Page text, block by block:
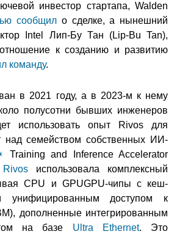
инвестор стартапа, Walden
сообщил о сделке, а нынешний
Intel Лип-Бу Тан (Lip-Bu Tan),
к созданию и развитию
команду.
в 2021 году, а в 2023-м к нему
полусотни бывших инженеров
использовать опыт Rivos для
над семейством собственных ИИ-
Training and Inference Accelerator
Rivos использовала комплексный
CPU и GPUGPU-чипы с кеш-
унифицированным доступом к
дополненные интегрированным
на базе Ultra Ethernet. Это